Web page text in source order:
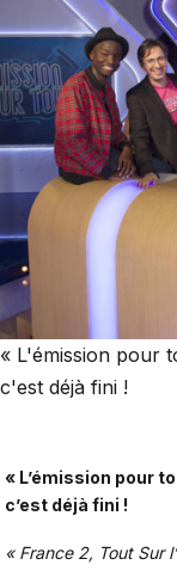
« L'émission pour
c'est déjà fini !
« L’émission pour
c’est déjà fini !
« France 2, Tout Sur